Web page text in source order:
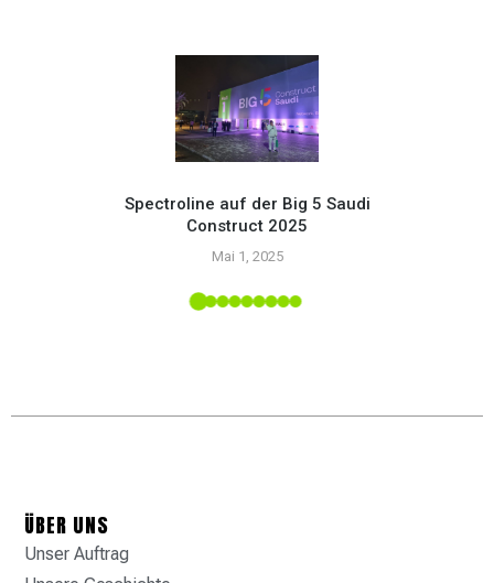
Spectroline auf der Big 5 Saudi
Construct 2025
Mai 1, 2025
ÜBER UNS
Unser Auftrag